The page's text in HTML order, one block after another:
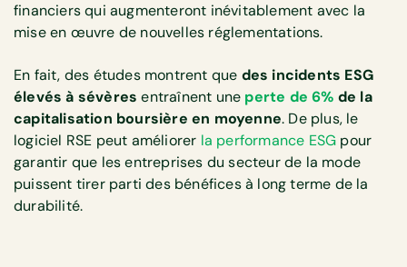
financiers qui augmenteront inévitablement avec la
mise en œuvre de nouvelles réglementations.
En fait, des études montrent que des incidents ESG
élevés à sévères entraînent une perte de 6% de la
capitalisation boursière en moyenne. De plus, le
logiciel RSE peut améliorer la performance ESG pour
garantir que les entreprises du secteur de la mode
puissent tirer parti des bénéfices à long terme de la
durabilité.